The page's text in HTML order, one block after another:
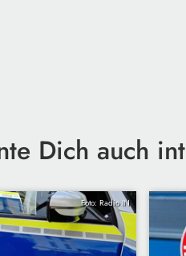
Dich auch
Foto: Radio IN